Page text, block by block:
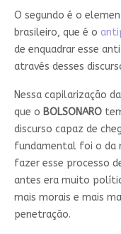
O segundo é o
brasileiro, que é o
de enquadrar esse
através desses
Nessa capilarização
que o BOLSONARO
discurso capaz de
fundamental foi o da
fazer esse processo
antes era muito
mais morais e mais
penetração.